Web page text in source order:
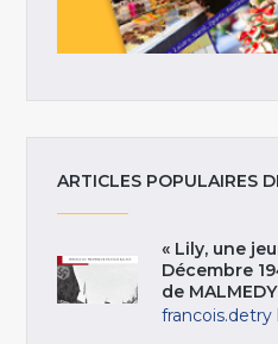
ARTICLES POPULAIRES
« Lily, une
Décembre
de
francois.detry